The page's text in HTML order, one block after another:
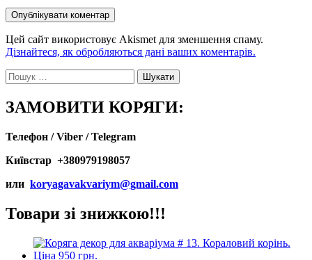
Цей сайт використовує Akismet для зменшення спаму.
Дізнайтеся, як обробляються дані ваших коментарів.
Пошук:
ЗАМОВИТИ КОРЯГИ:
Телефон / Viber / Telegram
Київстар +380979198057
или koryagavakvariym@gmail.com
Товари зі знижкою!!!